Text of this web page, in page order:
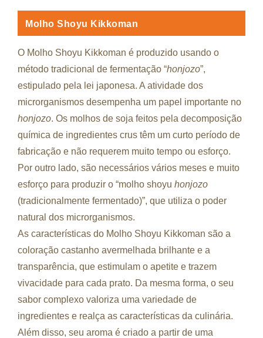
Molho Shoyu Kikkoman
O Molho Shoyu Kikkoman é produzido usando o
método tradicional de fermentação “honjozo”,
estipulado pela lei japonesa. A atividade dos
microrganismos desempenha um papel importante no
honjozo. Os molhos de soja feitos pela decomposição
química de ingredientes crus têm um curto período de
fabricação e não requerem muito tempo ou esforço.
Por outro lado, são necessários vários meses e muito
esforço para produzir o “molho shoyu honjozo
(tradicionalmente fermentado)”, que utiliza o poder
natural dos microrganismos.
As características do Molho Shoyu Kikkoman são a
coloração castanho avermelhada brilhante e a
transparência, que estimulam o apetite e trazem
vivacidade para cada prato. Da mesma forma, o seu
sabor complexo valoriza uma variedade de
ingredientes e realça as características da culinária.
Além disso, seu aroma é criado a partir de uma